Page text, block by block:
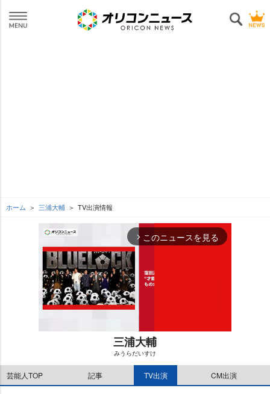
ホーム 三浦大輔 TV出演情報
arrow_forward_ios このニュースを見る
M
t
三浦大輔
みうらだいすけ
芸能人TOP 記事 TV出演 CM出演